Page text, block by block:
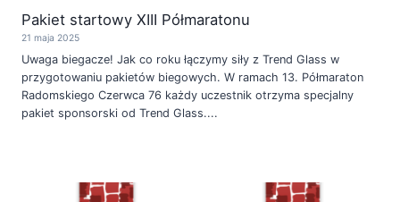
Pakiet startowy XIII Półmaratonu
21 maja 2025
Uwaga biegacze! Jak co roku łączymy siły z Trend Glass w
przygotowaniu pakietów biegowych. W ramach 13. Półmaraton
Radomskiego Czerwca 76 każdy uczestnik otrzyma specjalny
pakiet sponsorski od Trend Glass....